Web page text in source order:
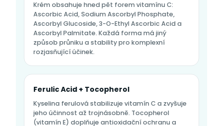
Krém obsahuje hned pět forem vitamínu C:
Ascorbic Acid, Sodium Ascorbyl Phosphate,
Ascorbyl Glucoside, 3-O-Ethyl Ascorbic Acid a
Ascorbyl Palmitate. Každá forma má jiný
způsob průniku a stability pro komplexní
rozjasňující účinek.
Ferulic Acid + Tocopherol
Kyselina ferulová stabilizuje vitamín C a zvyšuje
jeho účinnost až trojnásobně. Tocopherol
(vitamín E) doplňuje antioxidační ochranu a